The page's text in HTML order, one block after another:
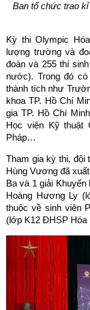
Ban tổ chức trao
Kỳ thi Olympic
lượng trường và
đoàn và 255 thí
nước). Trong đó
thành tích như
khoa TP. Hồ Chí
gia TP. Hồ Chí
Học viện Kỹ thuật
Pháp…
Tham gia kỳ thi, đội
Hùng Vương đã
Ba và 1 giải
Hoàng Hương Ly
thuộc về sinh viên
(lớp K12 ĐHSP Hóa